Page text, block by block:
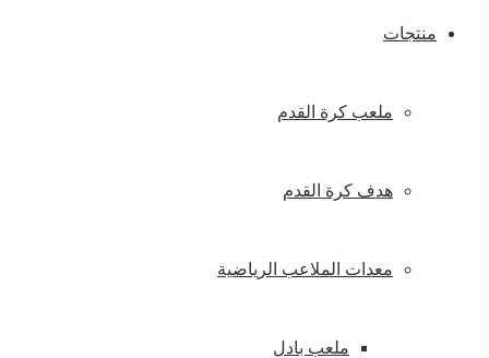
منتجات
ملعب كرة القدم
هدف كرة القدم
معدات الملاعب الرياضية
ملعب بادل